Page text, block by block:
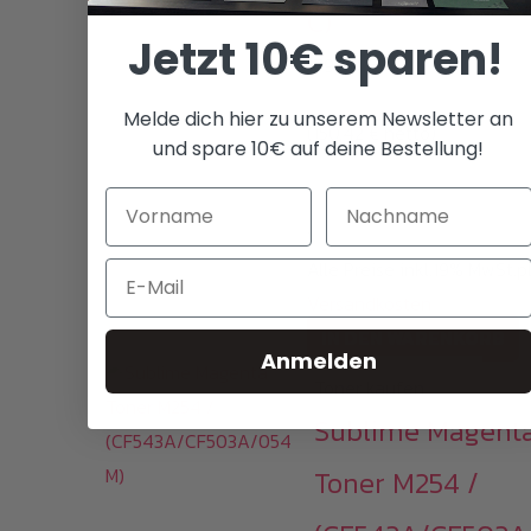
C)
179,00 €
(150,42€ netto)
i
Alle Preise inkl.19%
IN DEN WARENKORB
Toner kaufen
Sublime
Toner M254 /
Jetzt 10€ sparen!
Melde dich hier zu unserem Newsletter an
und spare 10€ auf deine Bestellung!
Email
Anmelden